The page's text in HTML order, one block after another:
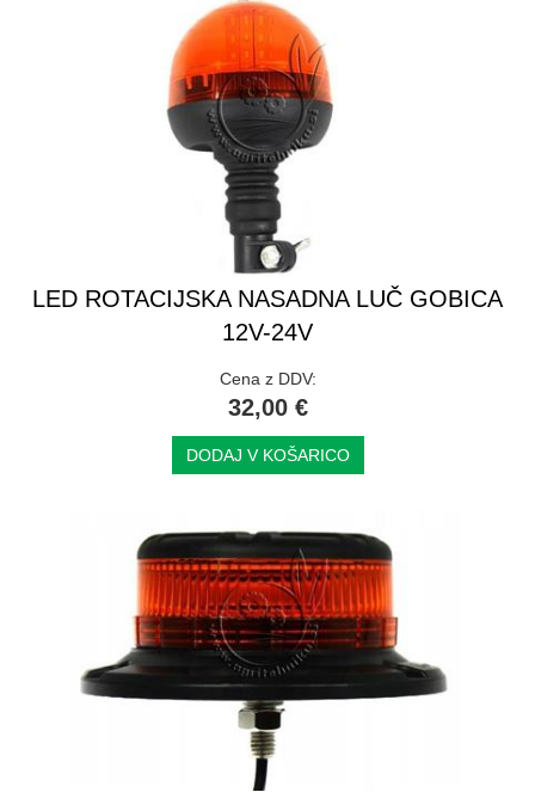
LED ROTACIJSKA NASADNA LUČ GOBICA
12V-24V
Cena z DDV:
32,00 €
DODAJ V KOŠARICO